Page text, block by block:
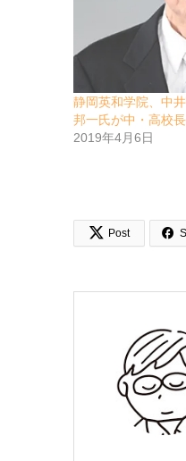
静岡英和学院、中
邦一氏が中・高校
2019年4月6日
 Post 